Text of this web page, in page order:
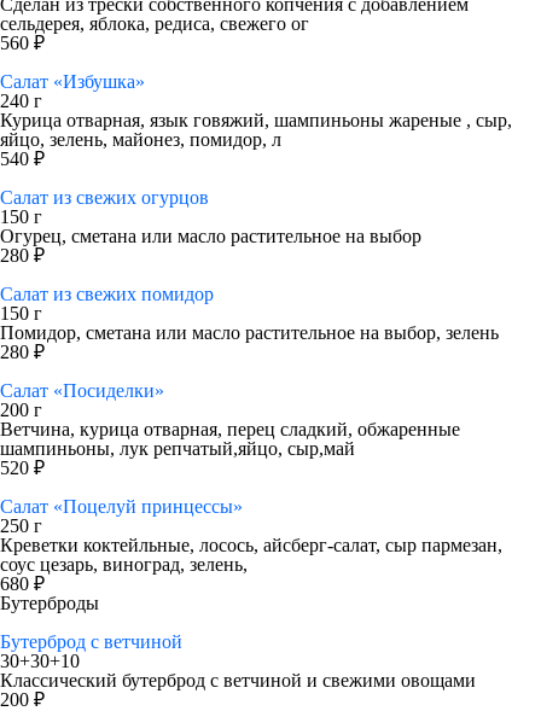
Сделан из трески собственного копчения с добавлением
сельдерея, яблока, редиса, свежего ог
560 ₽
Салат «Избушка»
240 г
Курица отварная, язык говяжий, шампиньоны жареные , сыр,
яйцо, зелень, майонез, помидор, л
540 ₽
Салат из свежих огурцов
150 г
Огурец, сметана или масло растительное на выбор
280 ₽
Салат из свежих помидор
150 г
Помидор, сметана или масло растительное на выбор, зелень
280 ₽
Салат «Посиделки»
200 г
Ветчина, курица отварная, перец сладкий, обжаренные
шампиньоны, лук репчатый,яйцо, сыр,май
520 ₽
Салат «Поцелуй принцессы»
250 г
Креветки коктейльные, лосось, айсберг-салат, сыр пармезан,
соус цезарь, виноград, зелень,
680 ₽
Бутерброды
Бутерброд с ветчиной
30+30+10
Классический бутерброд с ветчиной и свежими овощами
200 ₽